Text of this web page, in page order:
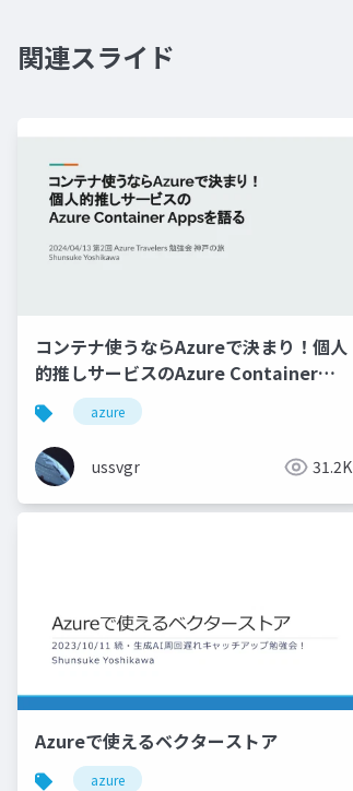
関連スライド
コンテナ使うならAzureで決まり！個人
的推しサービスのAzure Container
Appsを語る_
azure
ussvgr 31.2K
Azureで使えるベクターストア
azure